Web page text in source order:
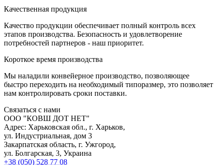
Качественная продукция
Качество продукции обеспечивает полный контроль всех
этапов производства. Безопасность и удовлетворение
потребностей партнеров - наш приоритет.
Короткое время производства
Мы наладили конвейерное производство, позволяющее
быстро переходить на необходимый типоразмер, это позволяет
нам контролировать сроки поставки.
Связаться с нами
ООО "КОВШ ДОТ НЕТ"
Адрес: Харьковская обл., г. Харьков,
ул. Индустриальная, дом 3
Закарпатская область, г. Ужгород,
ул. Болгарская, 3, Украина
+38 (050) 528 77 08